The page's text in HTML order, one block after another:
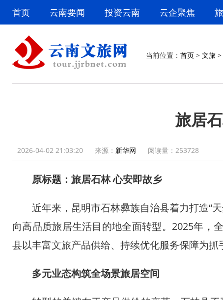
首页 云南要闻 投资云南 云企聚焦
当前位置： 首页 > 文旅 >
旅居
2026-04-02 21:03:20 来源： 新华网 阅读量： 253728
原标题：旅居石林 心安即故乡
近年来，昆明市石林彝族自治县着力打造“天
向高品质旅居生活目的地全面转型。2025年，
县以丰富文旅产品供给、持续优化服务保障为抓
多元业态构筑全场景旅居空间